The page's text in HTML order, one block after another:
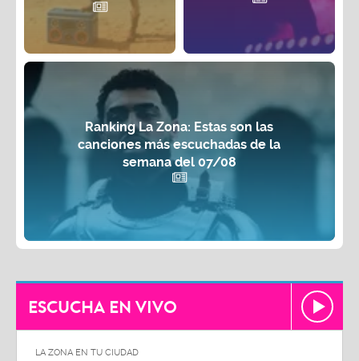
Ranking La Zona: Estas son las
canciones más escuchadas de la
semana del 07/08
ESCUCHA EN VIVO
LA ZONA EN TU CIUDAD